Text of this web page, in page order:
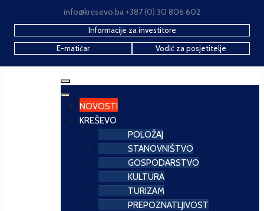
info@kresevo.ba +387 (0) 30 806 602
Informacije za investitore
E-matičar
Vodič za posjetitelje
NOVOSTI
KREŠEVO
POLOŽAJ
STANOVNIŠTVO
GOSPODARSTVO
KULTURA
TURIZAM
PREPOZNATLJIVOST